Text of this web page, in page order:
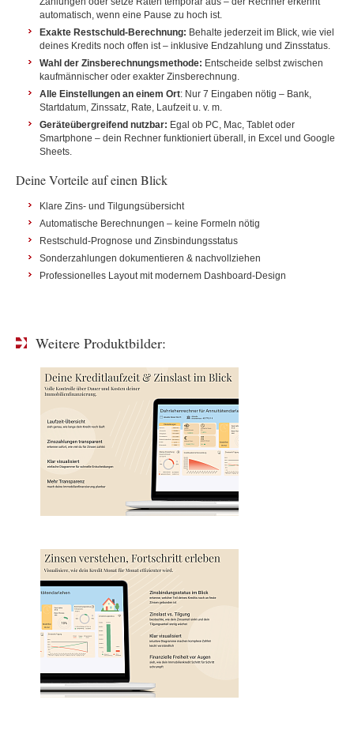
automatisch, wenn eine Pause zu hoch ist.
Exakte Restschuld-Berechnung: Behalte jederzeit im Blick, wie viel
deines Kredits noch offen ist – inklusive Endzahlung und Zinsstatus.
Wahl der Zinsberechnungsmethode: Entscheide selbst zwischen
kaufmännischer oder exakter Zinsberechnung.
Alle Einstellungen an einem Ort: Nur 7 Eingaben nötig – Bank,
Startdatum, Zinssatz, Rate, Laufzeit u. v. m.
Geräteübergreifend nutzbar: Egal ob PC, Mac, Tablet oder
Smartphone – dein Rechner funktioniert überall, in Excel und Google
Sheets.
Deine Vorteile auf einen Blick
Klare Zins- und Tilgungsübersicht
Automatische Berechnungen – keine Formeln nötig
Restschuld-Prognose und Zinsbindungsstatus
Sonderzahlungen dokumentieren & nachvollziehen
Professionelles Layout mit modernem Dashboard-Design
Weitere Produktbilder: